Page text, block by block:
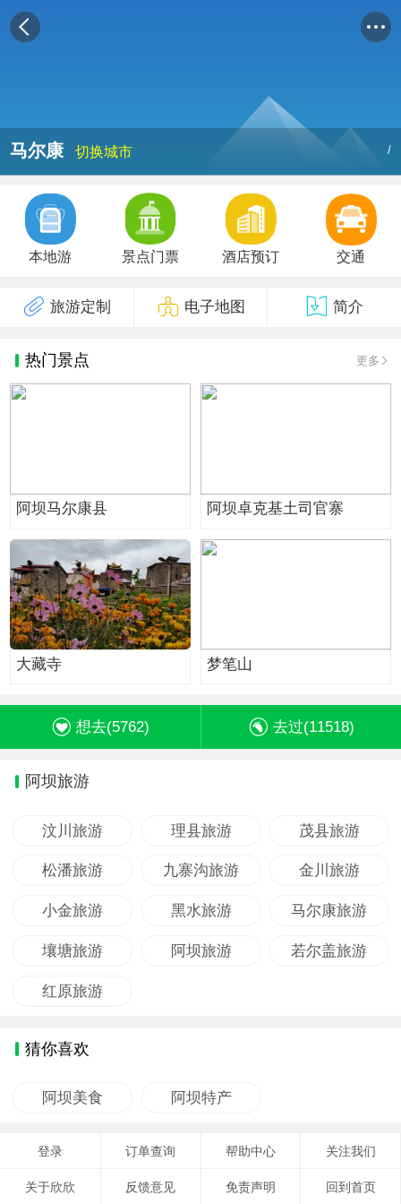
马尔康 切换城市 /
本地游 景点门票 酒店预订 交通
旅游定制 电子地图 简介
热门景点 更多
阿坝马尔康县 阿坝卓克基土司官寨
大藏寺 梦笔山
想去(5762) 去过(11518)
阿坝旅游
汶川旅游 理县旅游 茂县旅游
松潘旅游 九寨沟旅游 金川旅游
小金旅游 黑水旅游 马尔康旅游
壤塘旅游 阿坝旅游 若尔盖旅游
红原旅游
猜你喜欢
阿坝美食 阿坝特产
登录 订单查询 帮助中心 关注我们
关于欣欣 反馈意见 免责声明 回到首页